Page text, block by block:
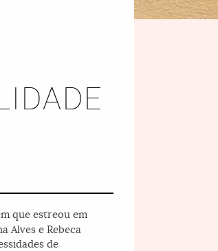
que estreou em
Alves e Rebeca
de